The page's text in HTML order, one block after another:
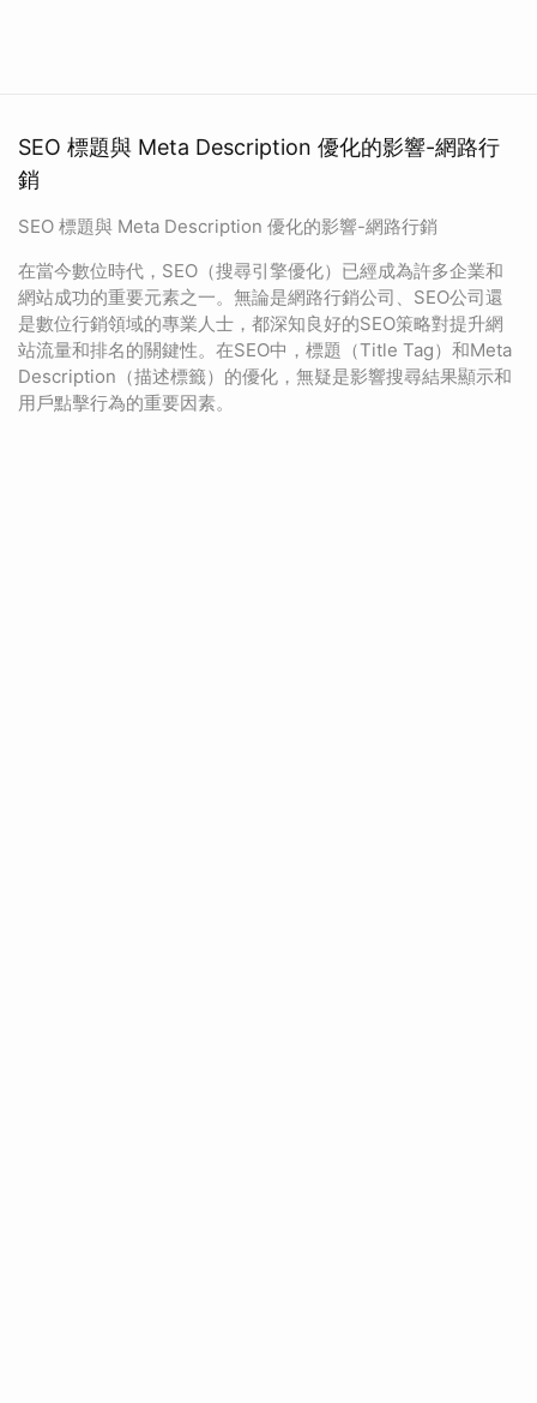
SEO 標題與 Meta Description 優化的影響-網路行
銷
SEO 標題與 Meta Description 優化的影響-網路行銷
在當今數位時代，SEO（搜尋引擎優化）已經成為許多企業和
網站成功的重要元素之一。無論是網路行銷公司、SEO公司還
是數位行銷領域的專業人士，都深知良好的SEO策略對提升網
站流量和排名的關鍵性。在SEO中，標題（Title Tag）和Meta
Description（描述標籤）的優化，無疑是影響搜尋結果顯示和
用戶點擊行為的重要因素。